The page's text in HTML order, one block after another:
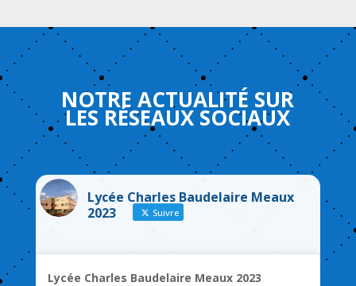
NOTREACTUALITÉ SUR
LES RÉSEAUX SOCIAUX
Lycée Charles Baudelaire Meaux
2023
Suivre
Lycée Charles Baudelaire Meaux 2023